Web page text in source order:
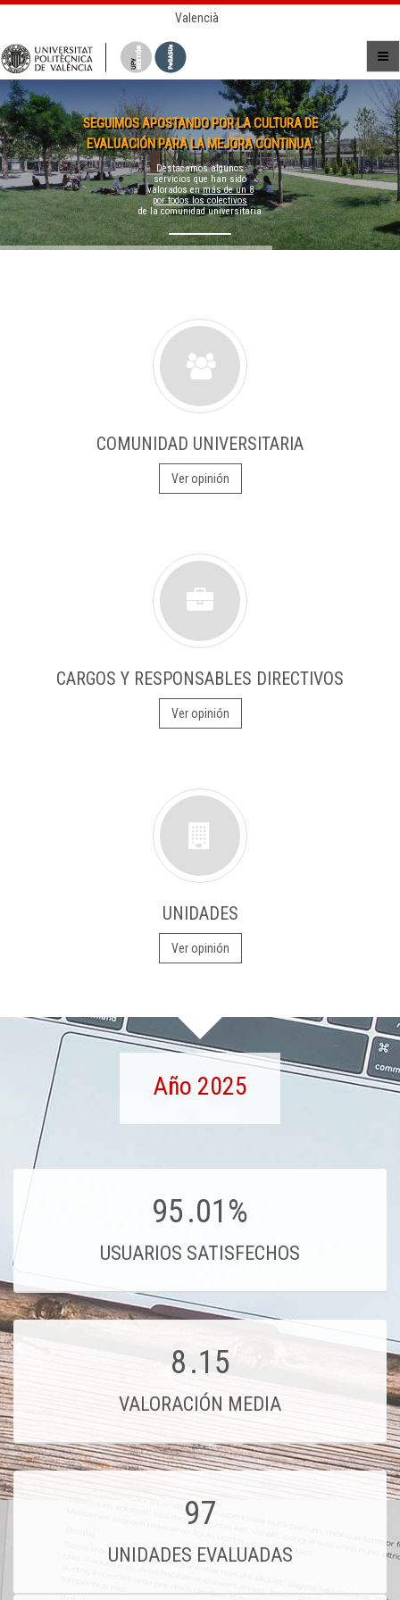
Valencià
SEGUIMOS APOSTANDO POR LA CULTURA DE
EVALUACIÓN PARA LA MEJORA CONTINUA.
Destacamos algunos
servicios que han sido
valorados enmás de un 8
por todos los colectivos
de la comunidad universitaria
COMUNIDAD UNIVERSITARIA
Ver opinión
CARGOS Y RESPONSABLES DIRECTIVOS
Ver opinión
UNIDADES
Ver opinión
Año 2025
95.01%
USUARIOS SATISFECHOS
8.15
VALORACIÓN MEDIA
97
UNIDADES EVALUADAS